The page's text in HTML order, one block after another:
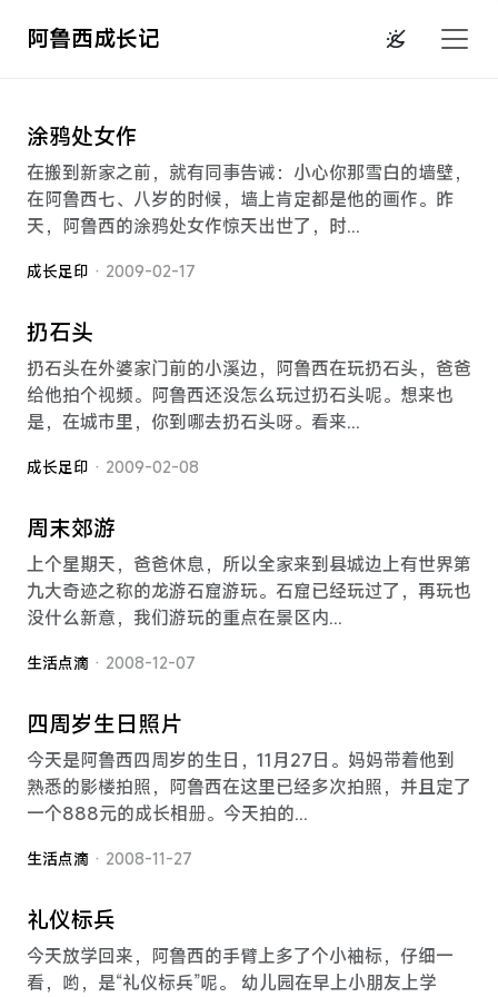
阿鲁西成长记
涂鸦处女作
在搬到新家之前，就有同事告诫：小心你那雪白的墙壁，
在阿鲁西七、八岁的时候，墙上肯定都是他的画作。昨
天，阿鲁西的涂鸦处女作惊天出世了，时...
成长足印 · 2009-02-17
扔石头
扔石头在外婆家门前的小溪边，阿鲁西在玩扔石头，爸爸
给他拍个视频。阿鲁西还没怎么玩过扔石头呢。想来也
是，在城市里，你到哪去扔石头呀。看来...
成长足印 · 2009-02-08
周末郊游
上个星期天，爸爸休息，所以全家来到县城边上有世界第
九大奇迹之称的龙游石窟游玩。石窟已经玩过了，再玩也
没什么新意，我们游玩的重点在景区内...
生活点滴 · 2008-12-07
四周岁生日照片
今天是阿鲁西四周岁的生日，11月27日。妈妈带着他到
熟悉的影楼拍照，阿鲁西在这里已经多次拍照，并且定了
一个888元的成长相册。今天拍的...
生活点滴 · 2008-11-27
礼仪标兵
今天放学回来，阿鲁西的手臂上多了个小袖标，仔细一
看，哟，是“礼仪标兵”呢。 幼儿园在早上小朋友上学